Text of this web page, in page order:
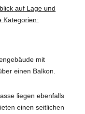
auf Lage und
Kategorien:
mit
einen Balkon.
liegen ebenfalls
einen seitlichen